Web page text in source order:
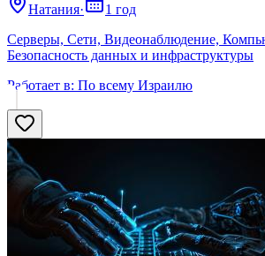
Натания·
1 год
Серверы, Сети, Видеонаблюдение,
Безопасность данных и инфраструктуры
Работает в: По всему Израилю